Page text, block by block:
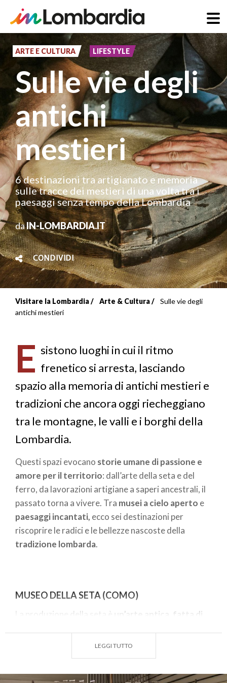
contenuto
principale
ARTE E CULTURA LIFESTYLE
Sulle vie degli
antichi
mestieri
6 destinazioni tra artigianato e memoria
sulle tracce dei mestieri di una volta tra i
paesaggi senza tempo della Lombardia
daIN-LOMBARDIA.IT
CONDIVIDI
Briciole
pane
Visitare la Lombardia Arte & Cultura
Sulle vie degli
antichi mestieri
E sistono luoghi in cui il ritmo
frenetico si arresta, lasciando
spazio alla memoria di antichi mestieri e
tradizioni che ancora oggi riecheggiano
tra le montagne, le valli e i borghi della
Lombardia.
Questi spazi evocano storie umane di passione e
amore per il territorio: dall’arte della seta e del
ferro, da lavorazioni artigiane a saperi ancestrali, il
passato torna a vivere. Tra musei a cielo aperto e
paesaggi incantati, ecco sei destinazioni per
riscoprire le radici e le bellezze nascoste della
tradizione lombarda.
MUSEO DELLA SETA (COMO)
La produzione della seta è
un’arte antica, fatta di
tradizione della manualità artigiana. Dalla cura dei
LEGGI TUTTO